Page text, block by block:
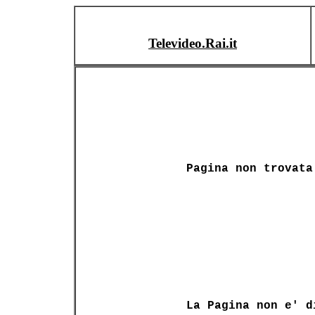
Televideo.Rai.it
Pagina non trovata
La Pagina non e'